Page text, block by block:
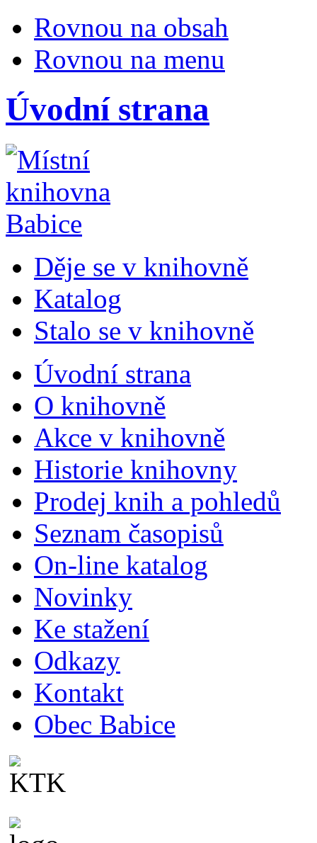
Rovnou na obsah
Rovnou na menu
Úvodní strana
Děje se v knihovně
Katalog
Stalo se v knihovně
Úvodní strana
O knihovně
Akce v knihovně
Historie knihovny
Prodej knih a pohledů
Seznam časopisů
On-line katalog
Novinky
Ke stažení
Odkazy
Kontakt
Obec Babice